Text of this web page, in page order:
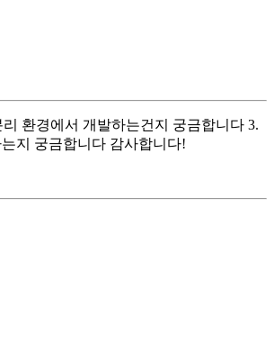
환경에서 개발하는건지 궁금합니다 3.
지 궁금합니다 감사합니다!